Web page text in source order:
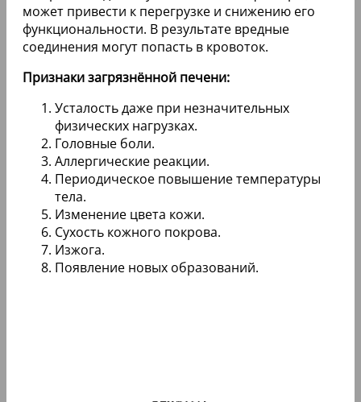
может привести к перегрузке и снижению его
функциональности. В результате вредные
соединения могут попасть в кровоток.
Признаки загрязнённой печени:
Усталость даже при незначительных
физических нагрузках.
Головные боли.
Аллергические реакции.
Периодическое повышение температуры
тела.
Изменение цвета кожи.
Сухость кожного покрова.
Изжога.
Появление новых образований.